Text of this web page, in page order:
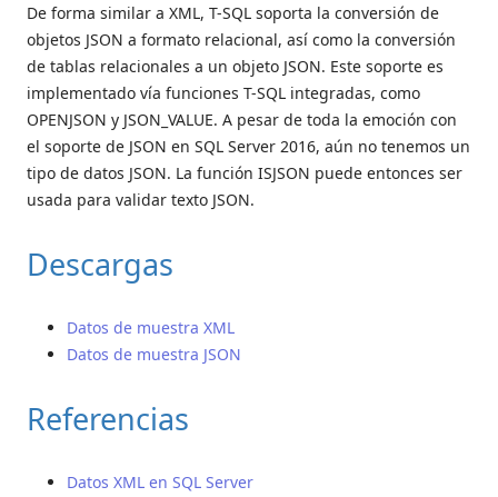
De forma similar a XML, T-SQL soporta la conversión de
objetos JSON a formato relacional, así como la conversión
de tablas relacionales a un objeto JSON. Este soporte es
implementado vía funciones T-SQL integradas, como
OPENJSON y JSON_VALUE. A pesar de toda la emoción con
el soporte de JSON en SQL Server 2016, aún no tenemos un
tipo de datos JSON. La función ISJSON puede entonces ser
usada para validar texto JSON.
Descargas
Datos de muestra XML
Datos de muestra JSON
Referencias
Datos XML en SQL Server